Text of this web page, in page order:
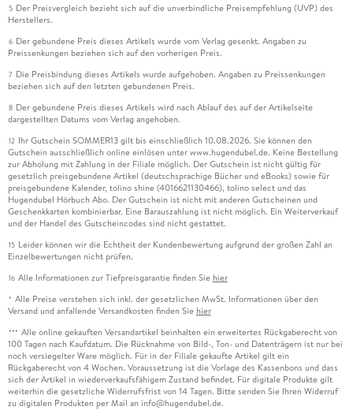
5 Der Preisvergleich bezieht sich auf die unverbindliche Preisempfehlung (UVP) des
Herstellers.
6 Der gebundene Preis dieses Artikels wurde vom Verlag gesenkt. Angaben zu
Preissenkungen beziehen sich auf den vorherigen Preis.
7 Die Preisbindung dieses Artikels wurde aufgehoben. Angaben zu Preissenkungen
beziehen sich auf den letzten gebundenen Preis.
8 Der gebundene Preis dieses Artikels wird nach Ablauf des auf der Artikelseite
dargestellten Datums vom Verlag angehoben.
12 Ihr Gutschein SOMMER13 gilt bis einschließlich 10.08.2026. Sie können den
Gutschein ausschließlich online einlösen unter www.hugendubel.de. Keine Bestellung
zur Abholung mit Zahlung in der Filiale möglich. Der Gutschein ist nicht gültig für
gesetzlich preisgebundene Artikel (deutschsprachige Bücher und eBooks) sowie für
preisgebundene Kalender, tolino shine (4016621130466), tolino select und das
Hugendubel Hörbuch Abo. Der Gutschein ist nicht mit anderen Gutscheinen und
Geschenkkarten kombinierbar. Eine Barauszahlung ist nicht möglich. Ein Weiterverkauf
und der Handel des Gutscheincodes sind nicht gestattet.
15 Leider können wir die Echtheit der Kundenbewertung aufgrund der großen Zahl an
Einzelbewertungen nicht prüfen.
16 Alle Informationen zur Tiefpreisgarantie finden Sie hier
* Alle Preise verstehen sich inkl. der gesetzlichen MwSt. Informationen über den
Versand und anfallende Versandkosten finden Sie hier
*** Alle online gekauften Versandartikel beinhalten ein erweitertes Rückgaberecht von
100 Tagen nach Kaufdatum. Die Rücknahme von Bild-, Ton- und Datenträgern ist nur bei
noch versiegelter Ware möglich. Für in der Filiale gekaufte Artikel gilt ein
Rückgaberecht von 4 Wochen. Voraussetzung ist die Vorlage des Kassenbons und dass
sich der Artikel in wiederverkaufsfähigem Zustand befindet. Für digitale Produkte gilt
weiterhin die gesetzliche Widerrufsfrist von 14 Tagen. Bitte senden Sie Ihren Widerruf
zu digitalen Produkten per Mail an info@hugendubel.de.